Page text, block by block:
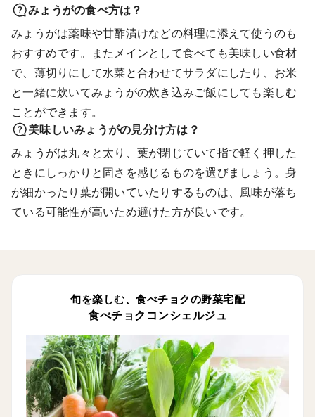
みょうがの食べ方は？
みょうがは薬味や甘酢漬けなどの料理に添えて使うのも
おすすめです。またメインとして食べても美味しい食材
で、薄切りにして水菜と合わせてサラダにしたり、お米
と一緒に炊いてみょうがの炊き込みご飯にしても楽しむ
ことができます。
美味しいみょうがの見分け方は？
みょうがは丸々と太り、葉が閉じていて指で軽く押した
ときにしっかりと固さを感じるものを選びましょう。身
が細かったり葉が開いていたりするものは、風味が落ち
ている可能性が高いため避けた方が良いです。
旬を楽しむ、食べチョクの野菜宅配
食べチョクコンシェルジュ